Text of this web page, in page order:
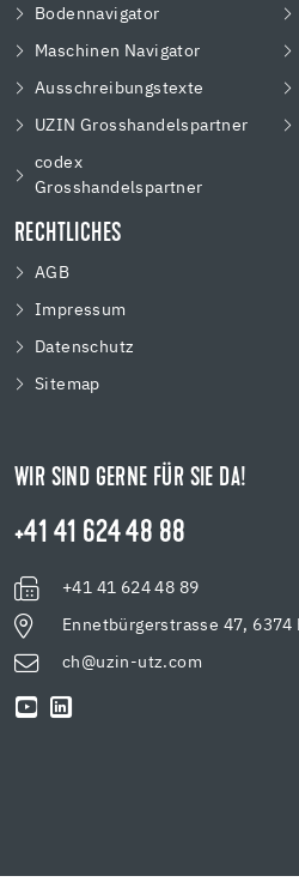
Bodennavigator
Maschinen Navigator
Ausschreibungstexte
UZIN Grosshandelspartner
codex
Grosshandelspartner
RECHTLICHES
AGB
Impressum
Datenschutz
Sitemap
WIR SIND GERNE FÜR SIE DA!
+41 41 624 48 88
+41 41 624 48 89
Ennetbürgerstrasse 47, 6374
ch@uzin-utz.com